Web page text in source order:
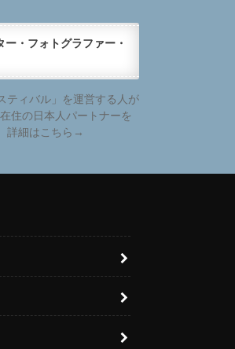
ー・フォトグラファー・
ティバル」を運営する人が
住の日本人パートナーを
詳細はこちら→